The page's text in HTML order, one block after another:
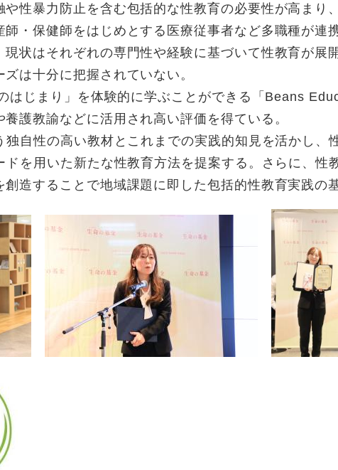
性暴力防止を含む包括的な性教育の必要性が高まり
・保健師をはじめとする医療従事者など多職種が連
状はそれぞれの専門性や経験に基づいて性教育が展
は十分に把握されていない。
はじまり」を体験的に学ぶことができる「Beans
護教諭などに活用され高い評価を得ている。
自性の高い教材とこれまでの実践的知見を活かし、
を用いた新たな性教育方法を提案する。さらに、性
造することで地域課題に即した包括的性教育実践の